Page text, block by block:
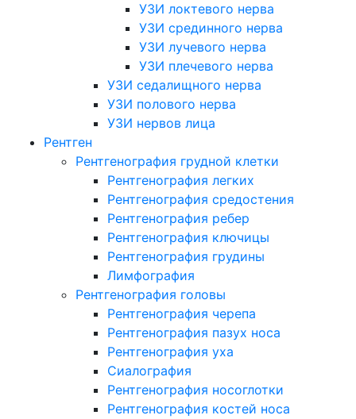
УЗИ локтевого нерва
УЗИ срединного нерва
УЗИ лучевого нерва
УЗИ плечевого нерва
УЗИ седалищного нерва
УЗИ полового нерва
УЗИ нервов лица
Рентген
Рентгенография грудной клетки
Рентгенография легких
Рентгенография средостения
Рентгенография ребер
Рентгенография ключицы
Рентгенография грудины
Лимфография
Рентгенография головы
Рентгенография черепа
Рентгенография пазух носа
Рентгенография уха
Сиалография
Рентгенография носоглотки
Рентгенография костей носа